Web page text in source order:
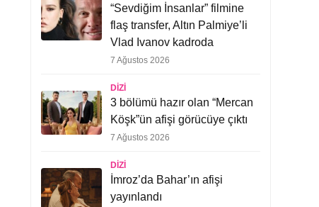
“Sevdiğim İnsanlar” filmine
flaş transfer, Altın Palmiye’li
Vlad Ivanov kadroda
7 Ağustos 2026
DIZI
3 bölümü hazır olan “Mercan
Köşk”ün afişi görücüye çıktı
7 Ağustos 2026
DIZI
İmroz’da Bahar’ın afişi
yayınlandı